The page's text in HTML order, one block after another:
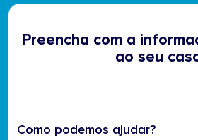
Preencha com a
ao seu
Como podemos ajudar?